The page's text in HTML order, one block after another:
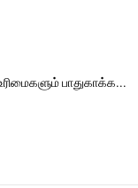
பாதுகாக்க...